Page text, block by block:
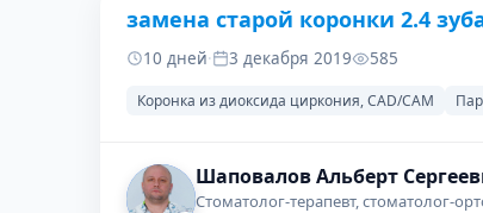
ДО
замена старой коронки 2.4
10 дней· 3 декабря 2019 585
Коронка из диоксида циркония, CAD/CAM
Шаповалов Альберт
Стоматолог-терапевт, стоматолог-